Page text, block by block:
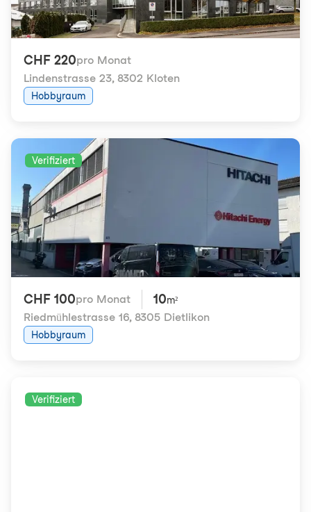
CHF 220pro Monat
Lindenstrasse 23, 8302 Kloten
Hobbyraum
Verifiziert
CHF 100pro Monat 10m²
Riedmühlestrasse 16, 8305 Dietlikon
Hobbyraum
Verifiziert